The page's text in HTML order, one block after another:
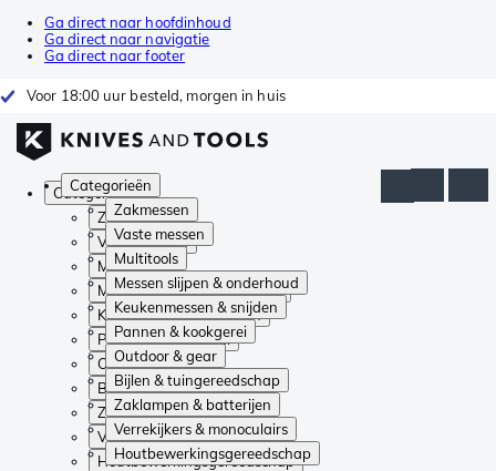
Ga direct naar hoofdinhoud
Ga direct naar navigatie
Ga direct naar footer
Voor 18:00 uur besteld, morgen in huis
Categorieën
Zakmessen
Vaste messen
Multitools
Messen slijpen & onderhoud
Keukenmessen & snijden
Pannen & kookgerei
Outdoor & gear
Bijlen & tuingereedschap
Zaklampen & batterijen
Verrekijkers & monoculairs
Houtbewerkingsgereedschap
Categorieën
Zakmessen
Vaste messen
Multitools
Messen slijpen & onderhoud
Keukenmessen & snijden
Pannen & kookgerei
Outdoor & gear
Bijlen & tuingereedschap
Zaklampen & batterijen
Verrekijkers & monoculairs
Houtbewerkingsgereedschap